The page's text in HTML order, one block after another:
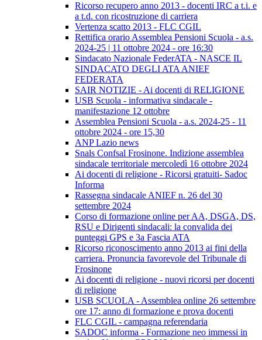
Ricorso recupero anno 2013 - docenti IRC a t.i. e
a t.d. con ricostruzione di carriera
Vertenza scatto 2013 - FLC CGIL
Rettifica orario Assemblea Pensioni Scuola - a.s.
2024-25 | 11 ottobre 2024 - ore 16:30
Sindacato Nazionale FederATA - NASCE IL
SINDACATO DEGLI ATA ANIEF
FEDERATA
SAIR NOTIZIE - Ai docenti di RELIGIONE
USB Scuola - informativa sindacale -
manifestazione 12 ottobre
Assemblea Pensioni Scuola - a.s. 2024-25 - 11
ottobre 2024 - ore 15,30
ANP Lazio news
Snals Confsal Frosinone. Indizione assemblea
sindacale territoriale mercoledì 16 ottobre 2024
Ai docenti di religione - Ricorsi gratuiti- Sadoc
Informa
Rassegna sindacale ANIEF n. 26 del 30
settembre 2024
Corso di formazione online per AA, DSGA, DS,
RSU e Dirigenti sindacali: la convalida dei
punteggi GPS e 3a Fascia ATA
Ricorso riconoscimento anno 2013 ai fini della
carriera. Pronuncia favorevole del Tribunale di
Frosinone
Ai docenti di religione - nuovi ricorsi per docenti
di religione
USB SCUOLA - Assemblea online 26 settembre
ore 17: anno di formazione e prova docenti
FLC CGIL - campagna referendaria
SADOC informa - Formazione neo immessi in